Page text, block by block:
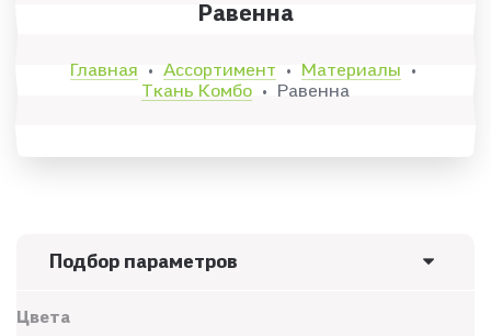
Равенна
Главная • Ассортимент • Материалы •
Ткань Комбо • Равенна
Подбор параметров
Цвета